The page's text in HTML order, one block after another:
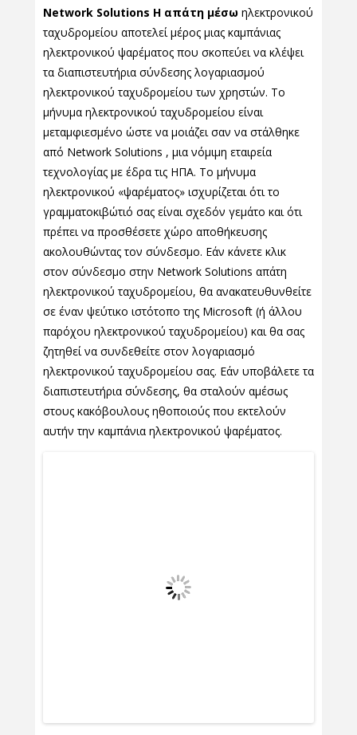
Network Solutions Η απάτη μέσω ηλεκτρονικού
ταχυδρομείου αποτελεί μέρος μιας καμπάνιας
ηλεκτρονικού ψαρέματος που σκοπεύει να κλέψει
τα διαπιστευτήρια σύνδεσης λογαριασμού
ηλεκτρονικού ταχυδρομείου των χρηστών. Το
μήνυμα ηλεκτρονικού ταχυδρομείου είναι
μεταμφιεσμένο ώστε να μοιάζει σαν να στάλθηκε
από Network Solutions , μια νόμιμη εταιρεία
τεχνολογίας με έδρα τις ΗΠΑ. Το μήνυμα
ηλεκτρονικού «ψαρέματος» ισχυρίζεται ότι το
γραμματοκιβώτιό σας είναι σχεδόν γεμάτο και ότι
πρέπει να προσθέσετε χώρο αποθήκευσης
ακολουθώντας τον σύνδεσμο. Εάν κάνετε κλικ
στον σύνδεσμο στην Network Solutions απάτη
ηλεκτρονικού ταχυδρομείου, θα ανακατευθυνθείτε
σε έναν ψεύτικο ιστότοπο της Microsoft (ή άλλου
παρόχου ηλεκτρονικού ταχυδρομείου) και θα σας
ζητηθεί να συνδεθείτε στον λογαριασμό
ηλεκτρονικού ταχυδρομείου σας. Εάν υποβάλετε τα
διαπιστευτήρια σύνδεσης, θα σταλούν αμέσως
στους κακόβουλους ηθοποιούς που εκτελούν
αυτήν την καμπάνια ηλεκτρονικού ψαρέματος.